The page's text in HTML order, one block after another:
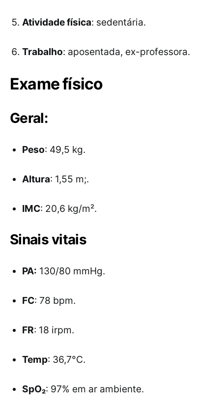
Atividade física: sedentária.
Trabalho: aposentada, ex-professora.
Exame físico
Geral:
Peso: 49,5 kg.
Altura: 1,55 m;.
IMC: 20,6 kg/m².
Sinais vitais
PA: 130/80 mmHg.
FC: 78 bpm.
FR: 18 irpm.
Temp: 36,7°C.
SpO₂: 97% em ar ambiente.